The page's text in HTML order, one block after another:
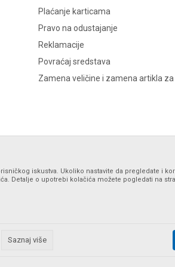
Plaćanje karticama
Pravo na odustajanje
Reklamacije
Povraćaj sredstava
Zamena veličine i zamena artikla za
garantovati da su sve informacije
robe možete proveriti pozivom na broj
iskustva. Ukoliko nastavite da pregledate i
Detalje o upotrebi kolačića možete pogledati na
Saznaj više